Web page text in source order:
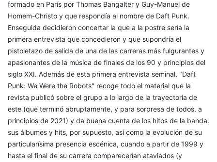
formado en París por Thomas Bangalter y Guy-Manuel de
Homem-Christo y que respondía al nombre de Daft Punk.
Enseguida decidieron concertar la que a la postre sería la
primera entrevista que concedieron y que supondría el
pistoletazo de salida de una de las carreras más fulgurantes y
apasionantes de la música de finales de los 90 y principios del
siglo XXI. Además de esta primera entrevista seminal, "Daft
Punk: We Were the Robots" recoge todo el material que la
revista publicó sobre el grupo a lo largo de la trayectoria de
este (que terminó abruptamente, y para sorpresa de todos, a
principios de 2021) y da buena cuenta de los hitos de la banda:
sus álbumes y hits, por supuesto, así como la evolución de su
particularísima presencia escénica, cuando a partir de 1999 y
hasta el final de su carrera comparecerían ataviados (y